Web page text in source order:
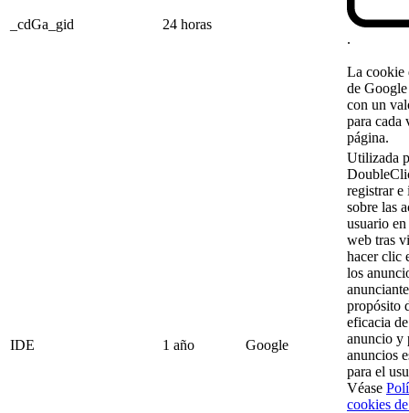
_cdGa_gid 24 horas
.
La cookie
de
con un
para cada
página.
IDE 1 año Google
Utilizada
registrar e
sobre las
usuario
web tras
hacer clic
los
propósito
eficacia
anuncio y
anuncios
para el
Véase
cookies